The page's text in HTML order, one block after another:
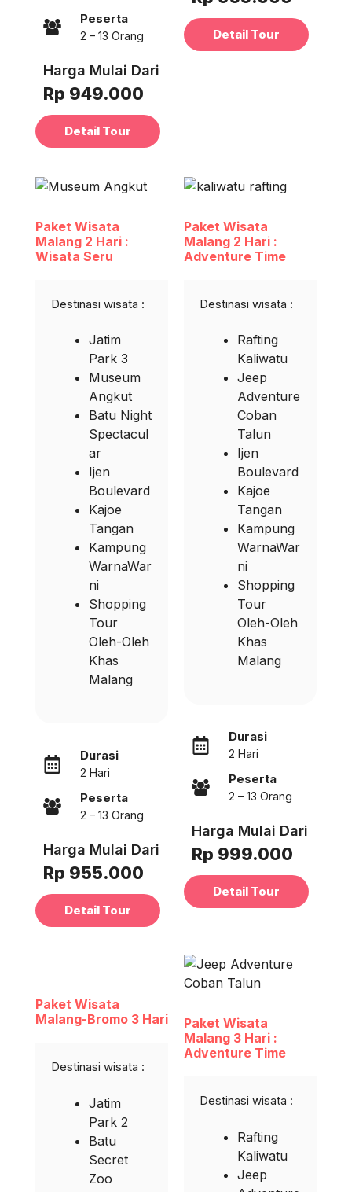
Peserta
2 – 13 Orang
Harga Mulai Dari
Rp 949.000
Detail Tour
Detail Tour
Paket Wisata
Malang 2 Hari :
Wisata Seru
Destinasi wisata :
Jatim
Park 3
Museum
Angkut
Batu Night
Spectacul
ar
Ijen
Boulevard
Kajoe
Tangan
Kampung
WarnaWar
ni
Shopping
Tour
Oleh-Oleh
Khas
Malang
Durasi
2 Hari
Peserta
2 – 13 Orang
Harga Mulai Dari
Rp 955.000
Detail Tour
Paket Wisata
Malang 2 Hari :
Adventure Time
Destinasi wisata :
Rafting
Kaliwatu
Jeep
Adventure
Coban
Talun
Ijen
Boulevard
Kajoe
Tangan
Kampung
WarnaWar
ni
Shopping
Tour
Oleh-Oleh
Khas
Malang
Durasi
2 Hari
Peserta
2 – 13 Orang
Harga Mulai Dari
Rp 999.000
Detail Tour
Paket Wisata
Malang-Bromo 3 Hari
Destinasi wisata :
Jatim
Park 2
Batu
Secret
Zoo
Paket Wisata
Malang 3 Hari :
Adventure Time
Destinasi wisata :
Rafting
Kaliwatu
Jeep